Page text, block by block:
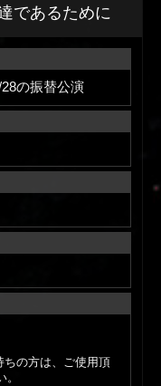
であるために
の振替公演
の方は、ご使用頂